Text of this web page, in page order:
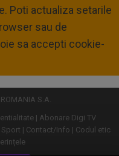
Poti actualiza setarile
sau de
sa accepti cookie-
S.A.
Abonare Digi TV
Contact/Info
Codul etic